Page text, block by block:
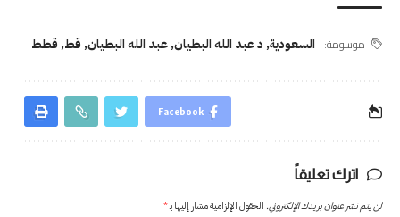
موسومة: السعودية, د عبد الله البطيان,عبد الله البطيان, قط, قطط
Facebook
اترك تعليقاً
لن يتم نشر عنوان بريدك الإلكتروني. الحقول الإلزامية مشار إليها بـ*